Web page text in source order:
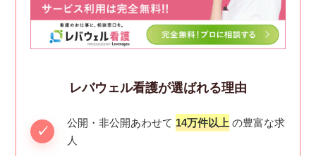
レバウェル看護が選ばれる理由
公開・非公開あわせて 14万件以上 の豊富な求
人